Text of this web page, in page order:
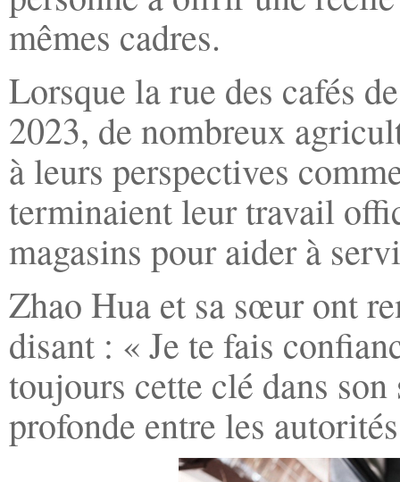
mêmes cadres.
Lorsque la rue des cafés
2023, de nombreux
à leurs perspectives
terminaient leur travail
magasins pour aider à
Zhao Hua et sa sœur ont
disant : « Je te fais
toujours cette clé dans
profonde entre les